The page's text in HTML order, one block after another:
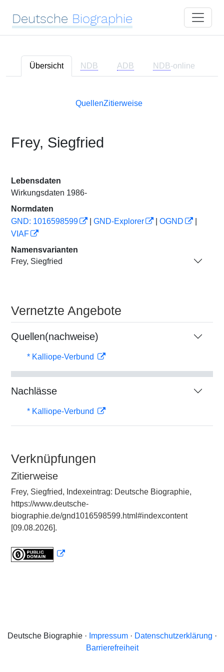
Deutsche Biographie
Übersicht NDB ADB NDB-online
QuellenZitierweise
Frey, Siegfried
Lebensdaten
Wirkungsdaten 1986-
Normdaten
GND: 1016598599
GND-Explorer OGND
VIAF
Namensvarianten
Frey, Siegfried
Vernetzte Angebote
Quellen(nachweise)
* Kalliope-Verbund
Nachlässe
* Kalliope-Verbund
Verknüpfungen
Zitierweise
Frey, Siegfried, Indexeintrag: Deutsche Biographie,
https://www.deutsche-
biographie.de/gnd1016598599.html#indexcontent
[09.08.2026].
Deutsche Biographie · Impressum· Datenschutzerklärung ·
Barrierefreiheit